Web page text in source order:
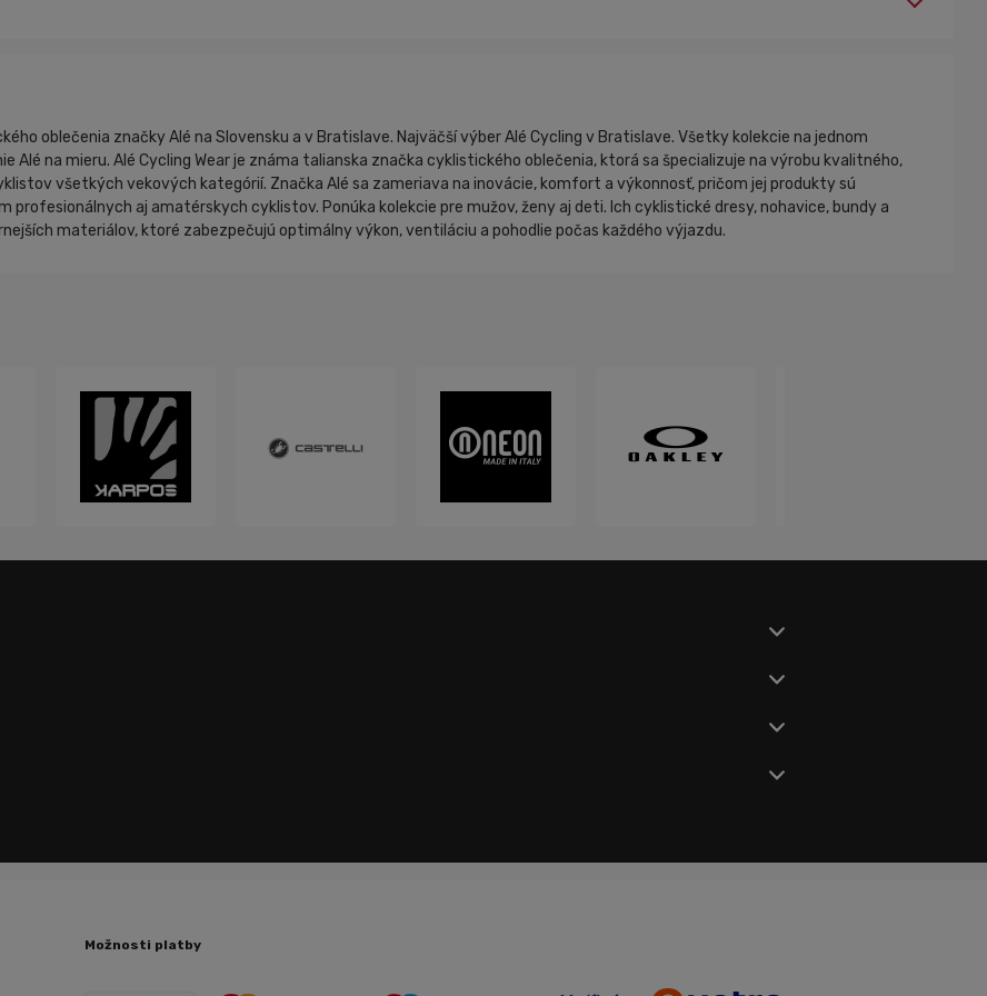
oblečenia značky Alé na Slovensku a v Bratislave. Najväčší výber Alé Cycling v Bratislave. Všetky kolekcie na jednom
Alé na mieru. Alé Cycling Wear je známa talianska značka cyklistického oblečenia, ktorá sa špecializuje na výrobu kvalitného,
všetkých vekových kategórií. Značka Alé sa zameriava na inovácie, komfort a výkonnosť, pričom jej produkty sú
aj amatérskych cyklistov. Ponúka kolekcie pre mužov, ženy aj deti. Ich cyklistické dresy, nohavice, bundy a
materiálov, ktoré zabezpečujú optimálny výkon, ventiláciu a pohodlie počas každého výjazdu.
Možnosti platby